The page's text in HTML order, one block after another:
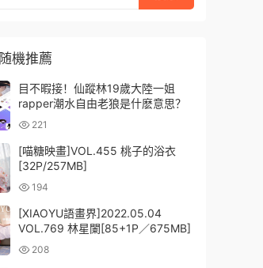
随機推薦
目不暇接！仙蹤林19歲大陸一姐
rapper潮水自由老狼是什麽意思？
221
[喵糖映畫]VOL.455 桃子的浴衣
[32P/257MB]
194
[XIAOYU語畫界]2022.05.04
VOL.769 林星闌[85+1P／675MB]
208